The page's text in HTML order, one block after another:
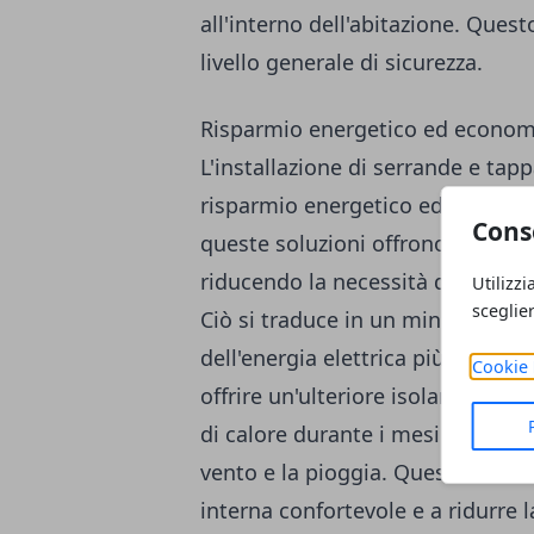
Cookie
all'interno dell'abitazione.
livello generale di sicurezza.
Risparmio energetico ed
L'installazione di serrande e
risparmio energetico ed
queste soluzioni offrono una
riducendo la necessità di
Ciò si traduce in un minore
dell'energia elettrica più bassa.
offrire un'ulteriore isolamento
di calore durante i mesi
vento e la pioggia. Questo
interna confortevole e a ridurre